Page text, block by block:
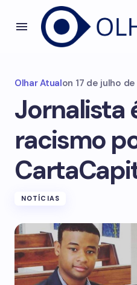
Olhar Atualon 17 de julho de
Jornalista
racismo
NOTÍCIAS